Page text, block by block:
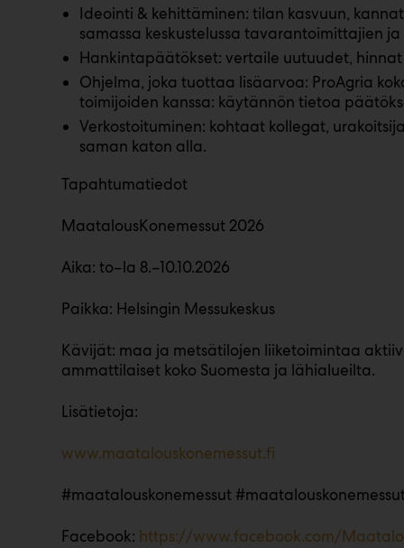
Ideointi & kehittäminen: tilan kasvuun,
samassa keskustelussa tavarantoimittajien
Hankintapäätökset: vertaile uutuudet,
Ohjelma, joka tuottaa lisäarvoa: ProAgria
toimijoiden kanssa: käytännön tietoa
Verkostoituminen: kohtaat kollegat,
saman katon alla.
Tapahtumatiedot
MaatalousKonemessut 2026
Aika: to–la 8.–10.10.2026
Paikka: Helsingin Messukeskus
Kävijät: maa ja metsätilojen liiketoimintaa
ammattilaiset koko Suomesta ja lähialueilta.
Lisätietoja:
www.maatalouskonemessut.fi
#maatalouskonemessut
Facebook: https://www.facebook.com/